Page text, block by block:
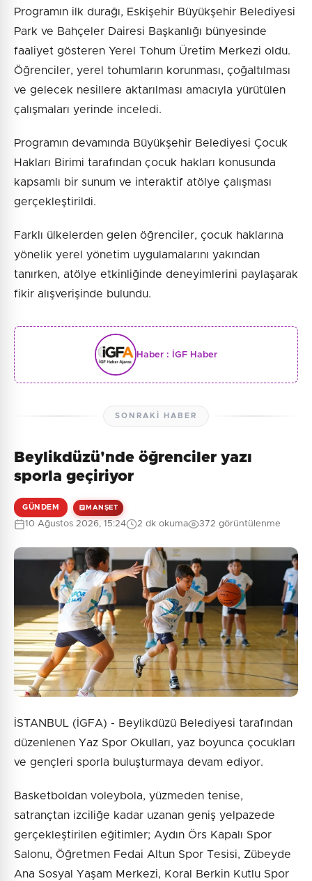
Programın ilk durağı, Eskişehir Büyükşehir Belediyesi
Park ve Bahçeler Dairesi Başkanlığı bünyesinde
faaliyet gösteren Yerel Tohum Üretim Merkezi oldu.
Öğrenciler, yerel tohumların korunması, çoğaltılması
ve gelecek nesillere aktarılması amacıyla yürütülen
çalışmaları yerinde inceledi.
Programın devamında Büyükşehir Belediyesi Çocuk
Hakları Birimi tarafından çocuk hakları konusunda
kapsamlı bir sunum ve interaktif atölye çalışması
gerçekleştirildi.
Farklı ülkelerden gelen öğrenciler, çocuk haklarına
yönelik yerel yönetim uygulamalarını yakından
tanırken, atölye etkinliğinde deneyimlerini paylaşarak
fikir alışverişinde bulundu.
Haber : İGF Haber
SONRAKI HABER
Beylikdüzü'nde öğrenciler yazı
sporla geçiriyor
GÜNDEM MANŞET
10 Ağustos 2026, 15:24 2 dk okuma 372 görüntülenme
İSTANBUL (İGFA) - Beylikdüzü Belediyesi tarafından
düzenlenen Yaz Spor Okulları, yaz boyunca çocukları
ve gençleri sporla buluşturmaya devam ediyor.
Basketboldan voleybola, yüzmeden tenise,
satrançtan izciliğe kadar uzanan geniş yelpazede
gerçekleştirilen eğitimler; Aydın Örs Kapalı Spor
Salonu, Öğretmen Fedai Altun Spor Tesisi, Zübeyde
Ana Sosyal Yaşam Merkezi, Koral Berkin Kutlu Spor